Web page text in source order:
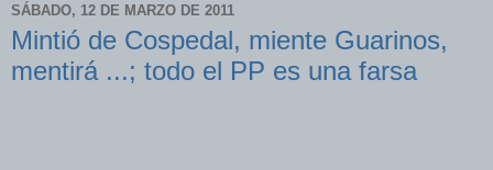
SÁBADO, 12 DE MARZO DE 2011
Mintió de Cospedal, miente Guarinos,
mentirá ...; todo el PP es una farsa